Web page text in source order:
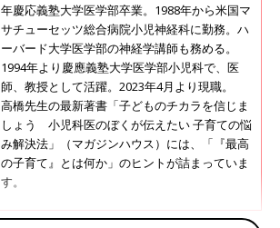
年慶応義塾大学医学部卒業。1988年から米国マ
サチューセッツ総合病院小児神経科に勤務。ハ
ーバード大学医学部の神経学講師も務める。
1994年より慶應義塾大学医学部小児科で、医
師、教授として活躍。2023年4月より現職。
高橋先生の最新著書「子どものチカラを信じま
しょう 小児科医のぼくが伝えたい 子育ての悩
み解決法」（マガジンハウス）には、「『最高
の子育て』とは何か」のヒントが詰まっていま
す。